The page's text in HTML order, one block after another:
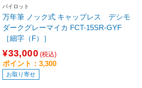
パイロット
万年筆 ノック式 キャップレス デシモ
ダークグレーマイカ FCT-15SR-GYF
［細字（F）］
¥33,000 (税込)
ポイント：3,300
お取り寄せ